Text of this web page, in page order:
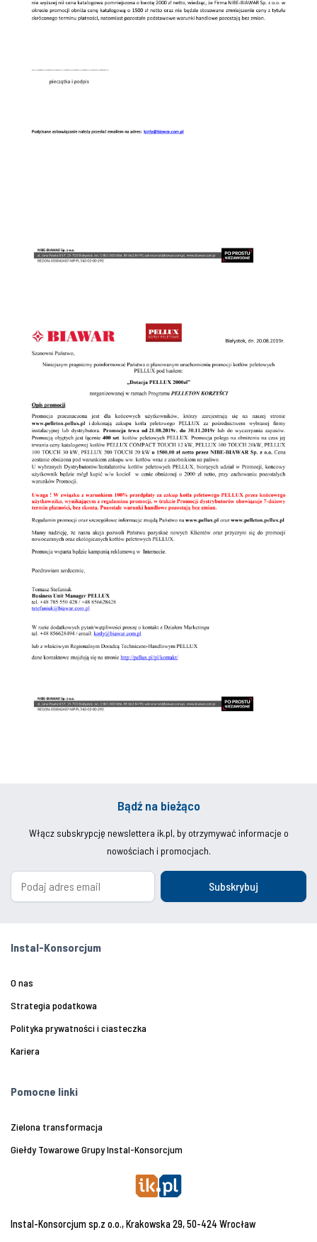
Bądź na bieżąco
Włącz subskrypcję newslettera ik.pl, by otrzymywać informacje o
nowościach i promocjach.
Subskrybuj
Instal-Konsorcjum
O nas
Strategia podatkowa
Polityka prywatności i ciasteczka
Kariera
Pomocne linki
Zielona transformacja
Giełdy Towarowe Grupy Instal-Konsorcjum
Instal-Konsorcjum sp.z o.o., Krakowska 29, 50-424 Wrocław